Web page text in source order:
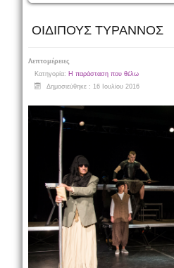
ΟΙΔΙΠΟΥΣ ΤΥΡΑΝΝΟΣ
Λεπτομέρειες
Κατηγορία: Η παράσταση που θέλω
Δημοσιεύθηκε : 16 Ιουλίου 2016